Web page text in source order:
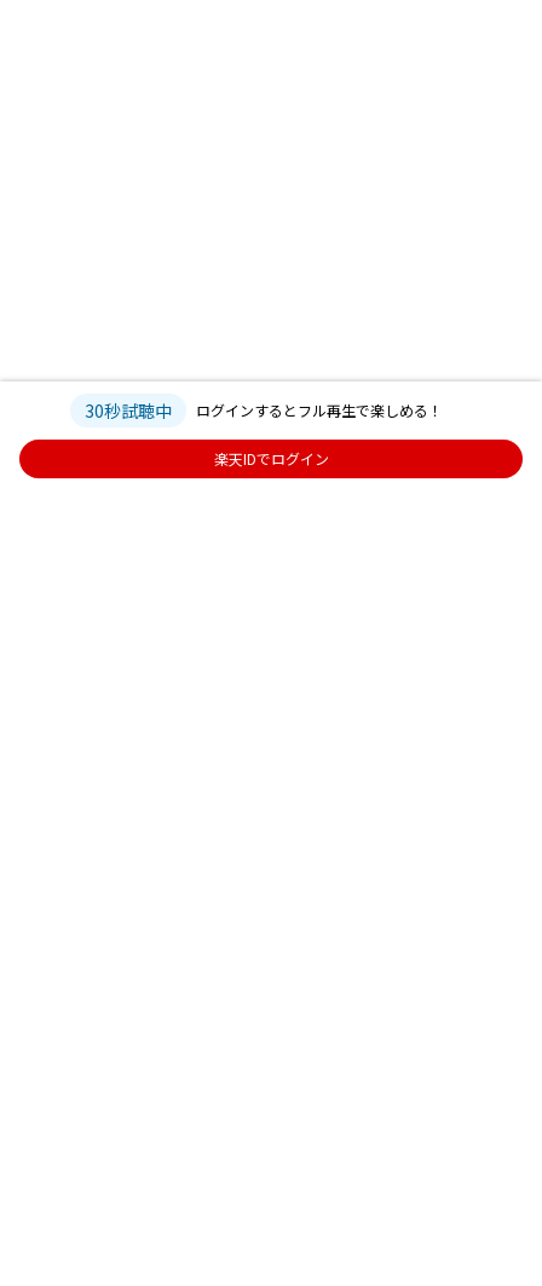
30秒試聴中 ログインするとフル再生で楽しめる！
楽天IDでログイン